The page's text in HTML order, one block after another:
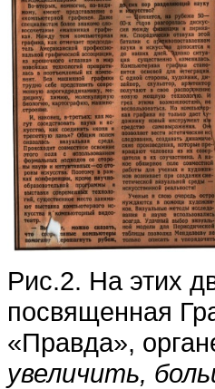
Рис.2. На этих
посвященная
«Правда»,
увеличить,